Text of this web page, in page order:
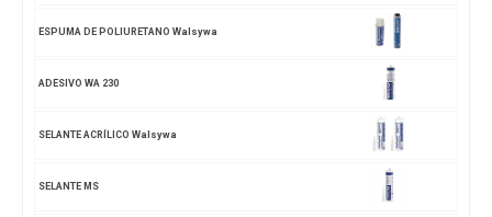
ESPUMA DE POLIURETANO Walsywa
ADESIVO WA 230
SELANTE ACRÍLICO Walsywa
SELANTE MS